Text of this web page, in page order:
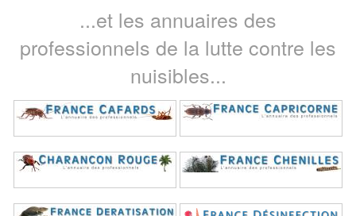
...et les annuaires des
professionnels de la lutte contre les
nuisibles...